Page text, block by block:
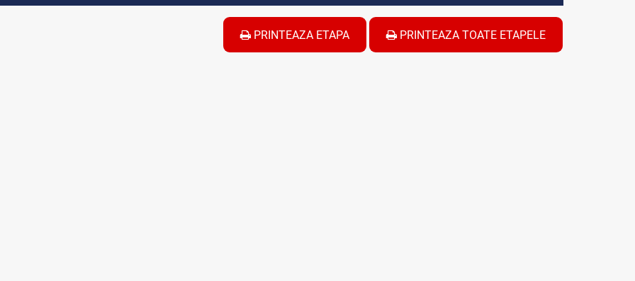
PRINTEAZA ETAPA PRINTEAZA TOATE ETAPELE